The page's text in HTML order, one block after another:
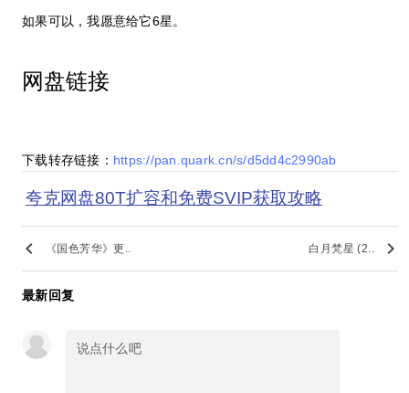
如果可以，我愿意给它6星。
网盘链接
下载转存链接： https://pan.quark.cn/s/d5dd4c2990ab
夸克网盘80T扩容和免费SVIP获取攻略
keyboard_arrow_left 《国色芳华》更.. 白月梵星 (2.. keyboard_arrow_right
最新回复